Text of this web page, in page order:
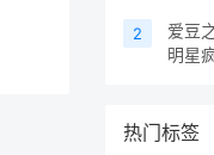
2
爱豆
明星
热门标签